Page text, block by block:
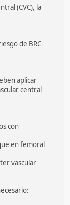
(CVC), la
de BRC
aplicar
central
con
en femoral
vascular